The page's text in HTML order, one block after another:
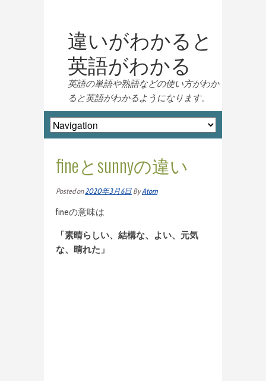
違いがわかると
英語がわかる
英語の単語や熟語などの使い方がわか
ると英語がわかるようになります。
fineとsunnyの違い
Posted on2020年3月6日 ByAtom
fineの意味は
「素晴らしい、結構な、よい、元気
な、晴れた」